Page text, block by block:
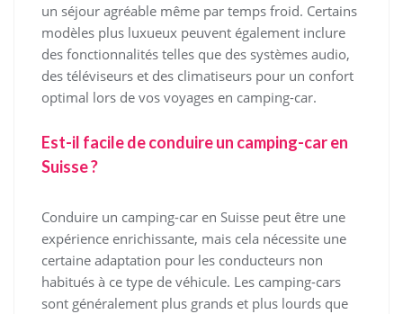
un séjour agréable même par temps froid. Certains
modèles plus luxueux peuvent également inclure
des fonctionnalités telles que des systèmes audio,
des téléviseurs et des climatiseurs pour un confort
optimal lors de vos voyages en camping-car.
Est-il facile de conduire un camping-car en
Suisse ?
Conduire un camping-car en Suisse peut être une
expérience enrichissante, mais cela nécessite une
certaine adaptation pour les conducteurs non
habitués à ce type de véhicule. Les camping-cars
sont généralement plus grands et plus lourds que